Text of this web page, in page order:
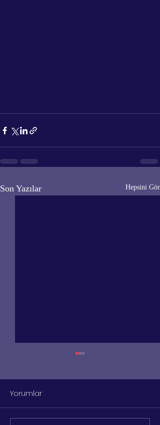
Son Yazılar Hepsini Gör
Yorumlar